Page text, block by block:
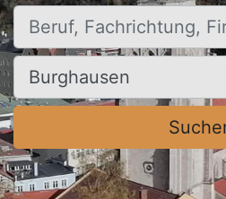
Beruf, Fachrichtung, Firma
Ort, Stadt